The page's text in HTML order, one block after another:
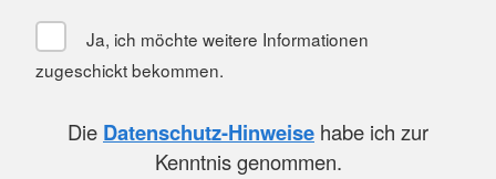
Ja, ich möchte weitere Informationen
zugeschickt bekommen.
Die Datenschutz-Hinweise habe ich zur
Kenntnis genommen.